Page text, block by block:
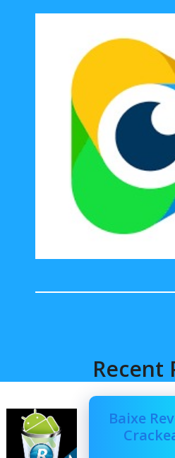
Recent
Baixe